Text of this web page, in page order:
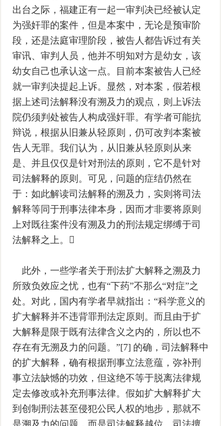
出台之际，福建正有一起一审判决已经被认定
为强奸罪的案件，但是本案中，无论是预审阶
段，还是法庭审理阶段，被告人都告诉过有关
审讯、审判人员，他并不明知对方是幼女，该
幼女自己也承认这一点。目前本案被告人已经
就一审判决提起上诉。显然，对本案，假若根
据上述司法解释没有溯及力的观点，则上诉法
院仍须判处被告人构成强奸罪。有学者可能抗
辩说，根据从旧兼从轻原则，仍可改判本案被
告人无罪。我们认为，从旧兼从轻原则从来
是、并且仅仅是针对刑法的原则，它不是针对
司法解释的原则。可见，问题的症结仍然在
于：如此解读司法解释的溯及力，实则将司法
解释等同于刑事法律本身，因而才非要将原则
上对既往案件没有溯及力的刑法规定绑缚于司
法解释之上。
此外，一些学者关于刑法扩大解释之溯及力
所致负效应之忧，也有“下药”不那么“对症”之
处。对此，国内有学者早就指出：“科学意义的
扩大解释并不违背罪刑法定原则。而且由于扩
大解释是限于既有法律含义之内的，所以也不
存在有无溯及力的问题。”[7] 的确，司法解释中
的扩大解释，确有根据刑事立法意蕴，弥补刑
事立法缺憾的功效，但这绝不等于脱离法律规
定去修改或补充刑事法律。假如扩大解释扩大
到创制刑法甚至侵犯公民人权的地步，那就不
是溯及力的问题，而是司法解释越位、司法擅